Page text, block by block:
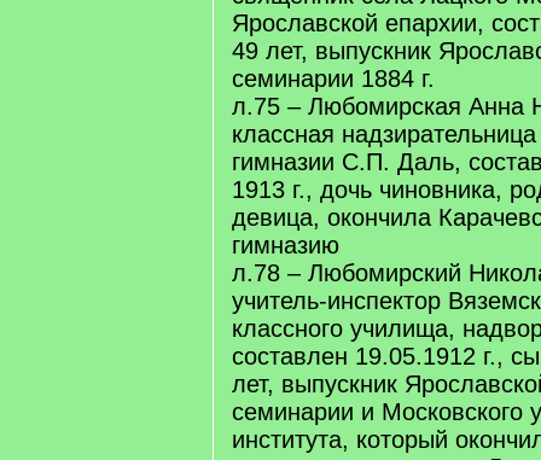
Ярославской епархии,
49 лет, выпускник
семинарии 1884 г.
л.75 – Любомирская Анна
классная
гимназии С.П. Даль,
1913 г., дочь чиновника,
девица, окончила
гимназию
л.78 – Любомирский
учитель-инспектор
классного училища,
составлен 19.05.1912 г.,
лет, выпускник
семинарии и Московского
института, который